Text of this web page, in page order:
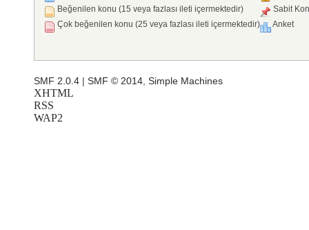
Beğenilen konu (15 veya fazlası ileti içermektedir)
Çok beğenilen konu (25 veya fazlası ileti içermektedir)
Sabit
Anket
SMF 2.0.4 SMF © 2014 Simple Machines
XHTML
RSS
WAP2